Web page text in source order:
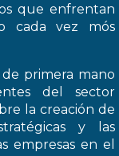
que enfrentan
cada vez mós
primera mano
del sector
la creación de
y las
empresas en el